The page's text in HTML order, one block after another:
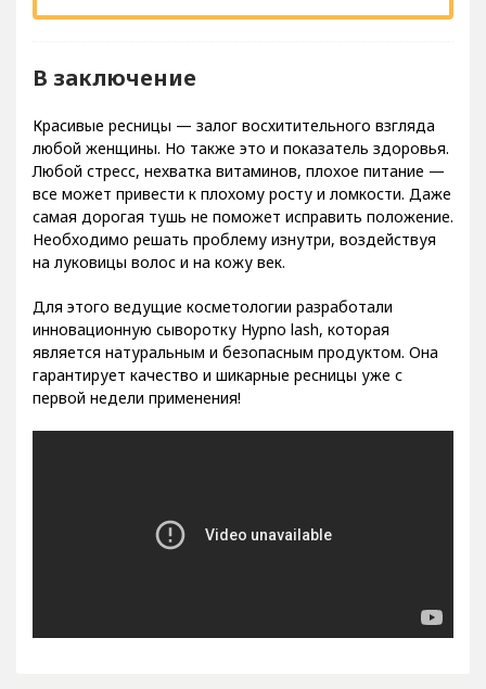
В заключение
Красивые ресницы — залог восхитительного взгляда
любой женщины. Но также это и показатель здоровья.
Любой стресс, нехватка витаминов, плохое питание —
все может привести к плохому росту и ломкости. Даже
самая дорогая тушь не поможет исправить положение.
Необходимо решать проблему изнутри, воздействуя
на луковицы волос и на кожу век.
Для этого ведущие косметологии разработали
инновационную сыворотку Hypno lash, которая
является натуральным и безопасным продуктом. Она
гарантирует качество и шикарные ресницы уже с
первой недели применения!